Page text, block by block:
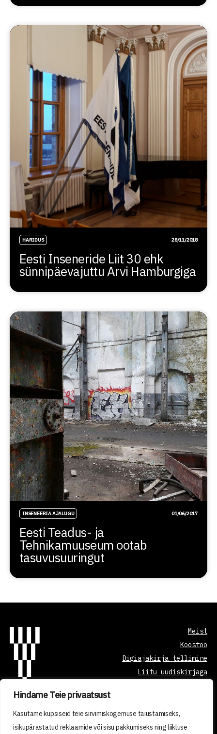
Hindame Teie privaatsust
Kasutame küpsiseid teie sirvimiskogemuse täiustamiseks,
isikupärastatud reklaamide või sisu pakkumiseks ning liikluse
HARIDUS 28/11/2018
Eesti Inseneride Liit 30 ehk
sünnipäevajuttu Arvi Hamburgiga
INSENEERIA AJALUGU 01/06/2017
Eesti Teadus- ja
Tehnikamuuseum ootab
tasuvusuuringut
Meist
Koostöö
Digiajakirja tellimine
Liitu uudiskirjaga